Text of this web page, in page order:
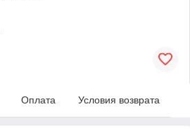
Оплата Условия возврата